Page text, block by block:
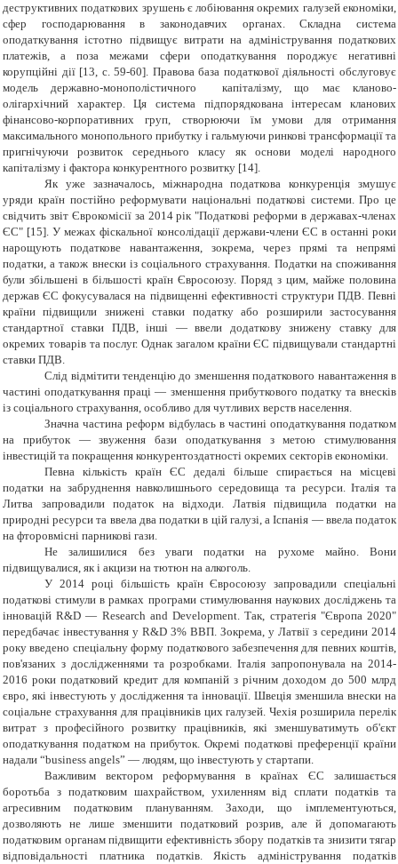
деструктивних податкових зрушень є лобіювання окремих галузей економіки,
сфер господарювання в законодавчих органах. Складна система
оподаткування істотно підвищує витрати на адміністрування податкових
платежів, а поза межами сфери оподаткування породжує негативні
корупційні дії [13, с. 59-60]. Правова база податкової діяльності обслуговує
модель державно-монополістичного капіталізму, що має кланово-
олігархічний характер. Ця система підпорядкована інтересам кланових
фінансово-корпоративних груп, створюючи їм умови для отримання
максимального монопольного прибутку і гальмуючи ринкові трансформації та
пригнічуючи розвиток середнього класу як основи моделі народного
капіталізму і фактора конкурентного розвитку [14].
Як уже зазначалось, міжнародна податкова конкуренція змушує
уряди країн постійно реформувати національні податкові системи. Про це
свідчить звіт Єврокомісії за 2014 рік "Податкові реформи в державах-членах
ЄС" [15]. У межах фіскальної консолідації держави-члени ЄС в останні роки
нарощують податкове навантаження, зокрема, через прямі та непрямі
податки, а також внески із соціального страхування. Податки на споживання
були збільшені в більшості країн Євросоюзу. Поряд з цим, майже половина
держав ЄС фокусувалася на підвищенні ефективності структури ПДВ. Певні
країни підвищили знижені ставки податку або розширили застосування
стандартної ставки ПДВ, інші — ввели додаткову знижену ставку для
окремих товарів та послуг. Однак загалом країни ЄС підвищували стандартні
ставки ПДВ.
Слід відмітити тенденцію до зменшення податкового навантаження в
частині оподаткування праці — зменшення прибуткового податку та внесків
із соціального страхування, особливо для чутливих верств населення.
Значна частина реформ відбулась в частині оподаткування податком
на прибуток — звуження бази оподаткування з метою стимулювання
інвестицій та покращення конкурентоздатності окремих секторів економіки.
Певна кількість країн ЄС дедалі більше спирається на місцеві
податки на забруднення навколишнього середовища та ресурси. Італія та
Литва запровадили податок на відходи. Латвія підвищила податки на
природні ресурси та ввела два податки в цій галузі, а Іспанія — ввела податок
на фторовмісні парникові гази.
Не залишилися без уваги податки на рухоме майно. Вони
підвищувалися, як і акцизи на тютюн на алкоголь.
У 2014 році більшість країн Євросоюзу запровадили спеціальні
податкові стимули в рамках програми стимулювання наукових досліджень та
інновацій R&D — Research and Development. Так, стратегія "Європа 2020"
передбачає інвестування у R&D 3% ВВП. Зокрема, у Латвії з середини 2014
року введено спеціальну форму податкового забезпечення для певних коштів,
пов'язаних з дослідженнями та розробками. Італія запропонувала на 2014-
2016 роки податковий кредит для компаній з річним доходом до 500 млрд
євро, які інвестують у дослідження та інновації. Швеція зменшила внески на
соціальне страхування для працівників цих галузей. Чехія розширила перелік
витрат з професійного розвитку працівників, які зменшуватимуть об'єкт
оподаткування податком на прибуток. Окремі податкові преференції країни
надали “business angels” — людям, що інвестують у стартапи.
Важливим вектором реформування в країнах ЄС залишається
боротьба з податковим шахрайством, ухиленням від сплати податків та
агресивним податковим плануванням. Заходи, що імплементуються,
дозволяють не лише зменшити податковий розрив, але й допомагають
податковим органам підвищити ефективність збору податків та знизити тягар
відповідальності платника податків. Якість адміністрування податків